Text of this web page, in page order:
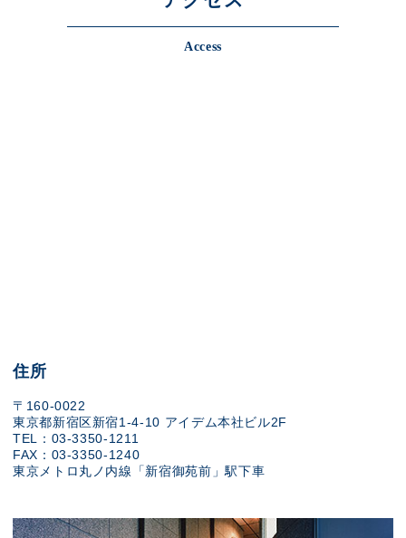
Access
住所
〒160-0022
東京都新宿区新宿1-4-10 アイデム本社ビル2F
TEL：03-3350-1211
FAX：03-3350-1240
東京メトロ丸ノ内線「新宿御苑前」駅下車